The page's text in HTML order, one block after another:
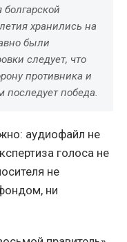
болгарской
хранились на
были
следует, что
противника и
последует победа.
аудиофайл не
голоса не
не
ни